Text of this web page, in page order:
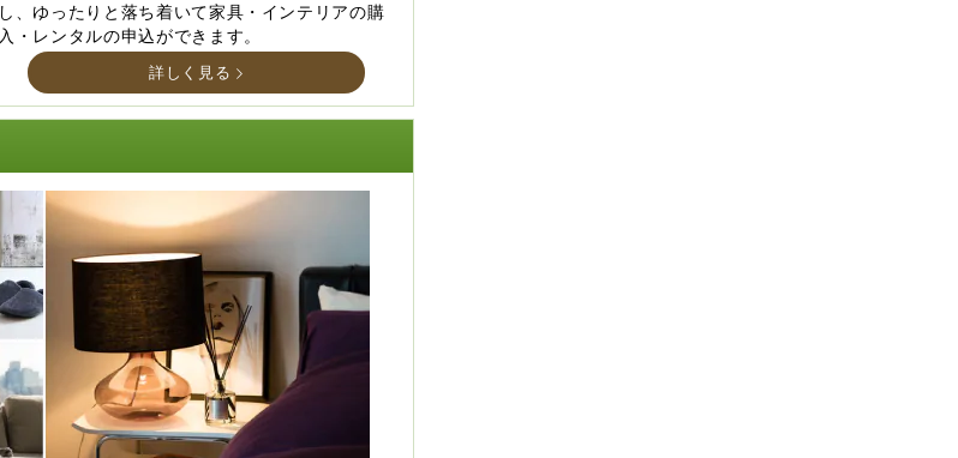
し、ゆったりと落ち着いて家具・インテリアの購
入・レンタルの申込ができます。
詳しく見る